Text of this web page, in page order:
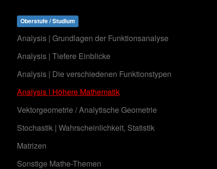
Oberstufe / Studium
Analysis | Grundlagen der Funktionsanalyse
Analysis | Tiefere Einblicke
Analysis | Die verschiedenen Funktionstypen
Analysis | Höhere Mathematik
Vektorgeometrie / Analytische Geometrie
Stochastik | Wahrscheinlichkeit, Statistik
Matrizen
Sonstige Mathe-Themen